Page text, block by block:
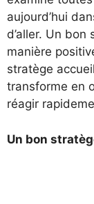
aujourd’hui
d’aller. Un
manière
stratège
transforme en
réagir
Un bon